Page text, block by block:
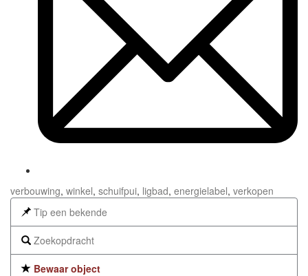
verbouwing, winkel, schuifpui, ligbad, energielabel, verkopen
Tip een bekende
Zoekopdracht
Bewaar object